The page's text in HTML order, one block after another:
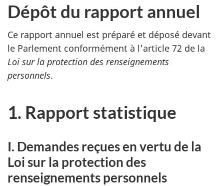
Dépôt du rapport annuel
Ce rapport annuel est préparé et déposé devant
le Parlement conformément à l’article 72 de la
Loi sur la protection des renseignements
personnels.
1. Rapport statistique
I. Demandes reçues en vertu de la
Loi sur la protection des
renseignements personnels